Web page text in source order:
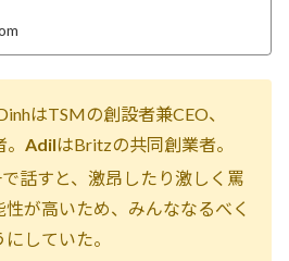
はTSMの創設者兼CEO、
。AdilはBritzの共同創業者。
話すと、激昂したり激しく罵
が高いため、みんななるべく
していた。